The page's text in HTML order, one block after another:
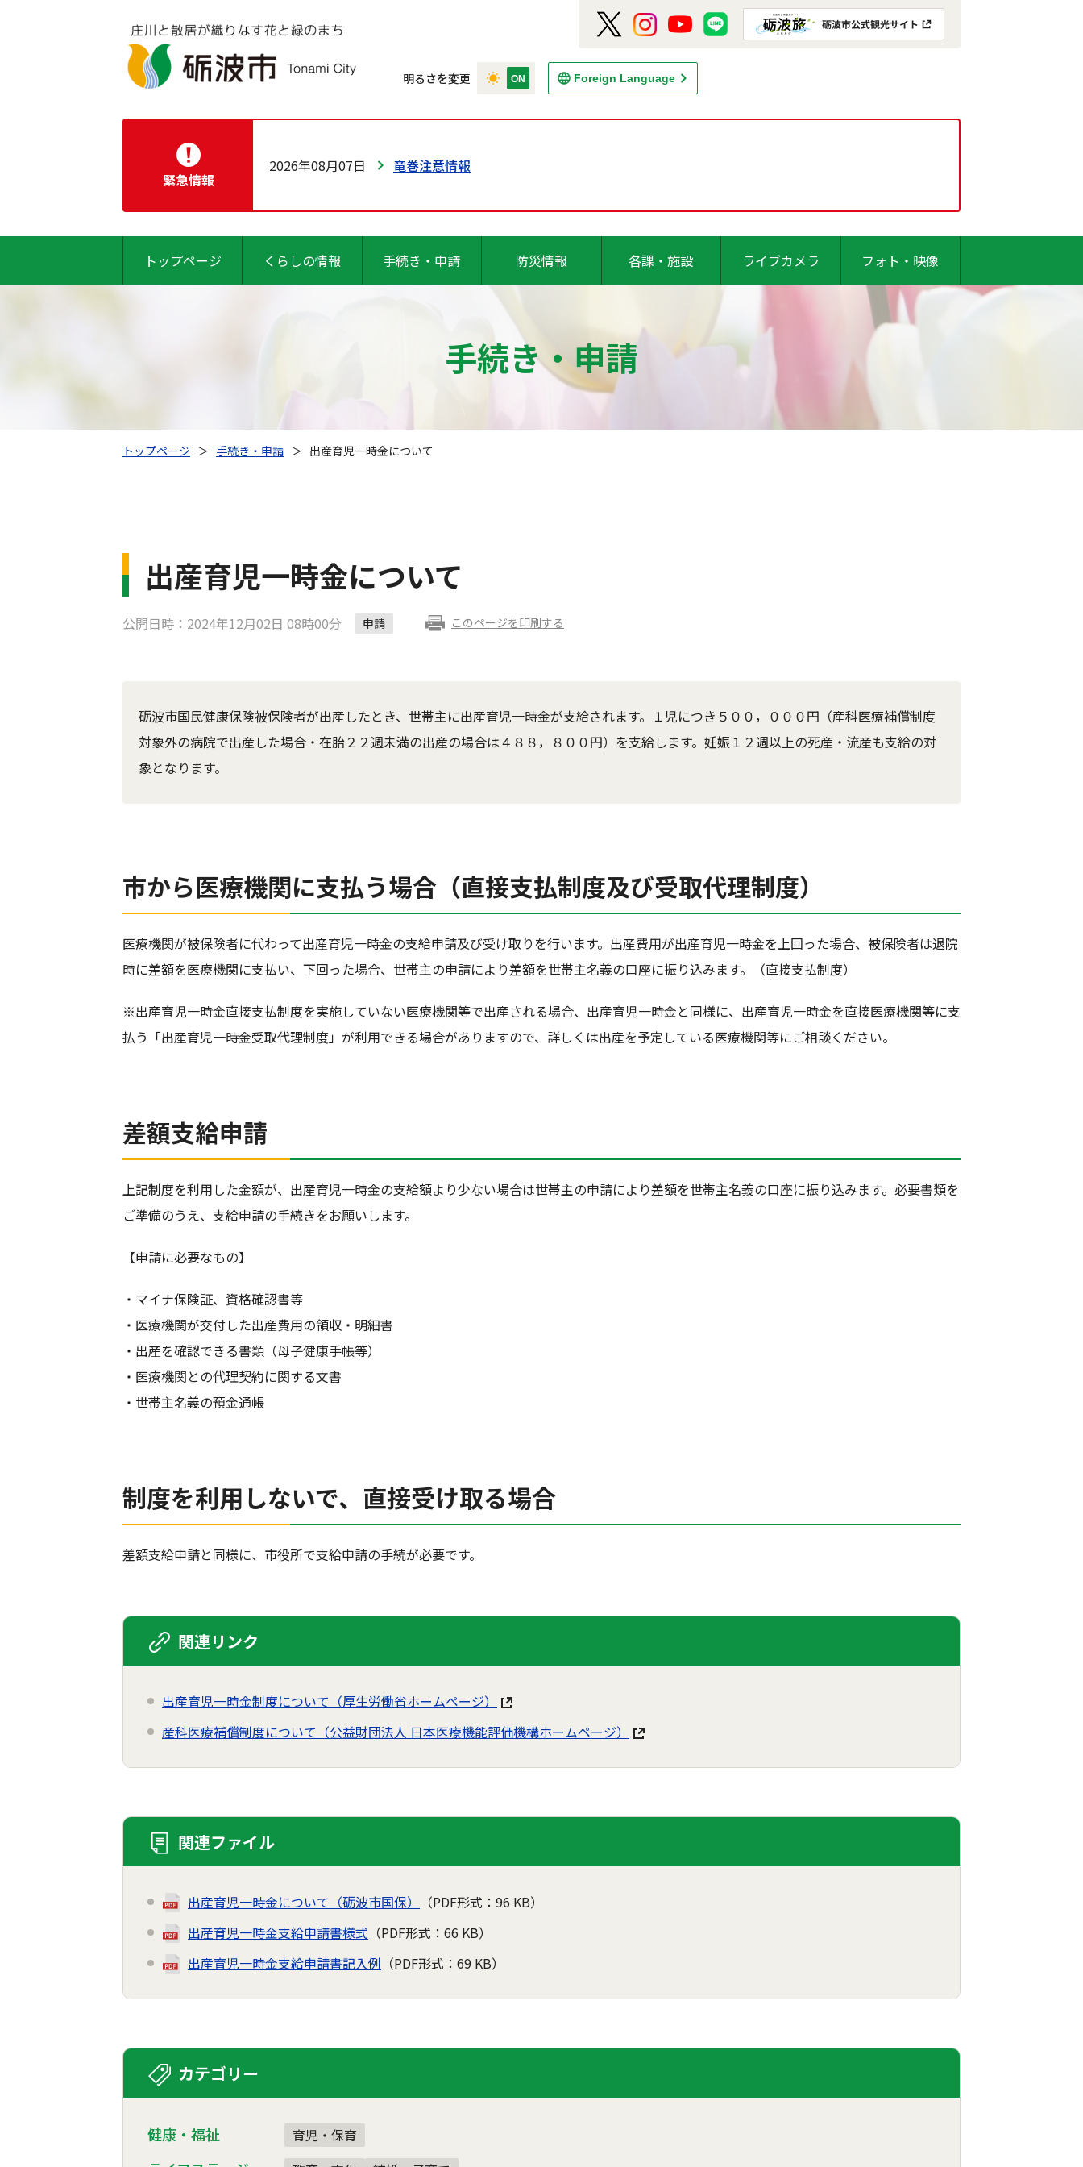
明るさを変更 Foreign Language
緊急情報
2026年08月07日 竜巻注意情報
トップページ くらしの情報 手続き・申請 防災情報 各課・施設 ライブカメラ フォト・映像
手続き・申請
トップページ ＞ 手続き・申請 ＞ 出産育児一時金について
出産育児一時金について
公開日時：2024年12月02日 08時00分 申請 このページを印刷する
砺波市国民健康保険被保険者が出産したとき、世帯主に出産育児一時金が支給されます。１児につき５００，０００円（産科医療補償制度
対象外の病院で出産した場合・在胎２２週未満の出産の場合は４８８，８００円）を支給します。妊娠１２週以上の死産・流産も支給の対
象となります。
市から医療機関に支払う場合（直接支払制度及び受取代理制度）
医療機関が被保険者に代わって出産育児一時金の支給申請及び受け取りを行います。出産費用が出産育児一時金を上回った場合、被保険者は退院
時に差額を医療機関に支払い、下回った場合、世帯主の申請により差額を世帯主名義の口座に振り込みます。（直接支払制度）
※出産育児一時金直接支払制度を実施していない医療機関等で出産される場合、出産育児一時金と同様に、出産育児一時金を直接医療機関等に支
払う「出産育児一時金受取代理制度」が利用できる場合がありますので、詳しくは出産を予定している医療機関等にご相談ください。
差額支給申請
上記制度を利用した金額が、出産育児一時金の支給額より少ない場合は世帯主の申請により差額を世帯主名義の口座に振り込みます。必要書類を
ご準備のうえ、支給申請の手続きをお願いします。
【申請に必要なもの】
・マイナ保険証、資格確認書等
・医療機関が交付した出産費用の領収・明細書
・出産を確認できる書類（母子健康手帳等）
・医療機関との代理契約に関する文書
・世帯主名義の預金通帳
制度を利用しないで、直接受け取る場合
差額支給申請と同様に、市役所で支給申請の手続が必要です。
関連リンク
出産育児一時金制度について（厚生労働省ホームページ）
産科医療補償制度について（公益財団法人 日本医療機能評価機構ホームページ）
関連ファイル
出産育児一時金について（砺波市国保）
（PDF形式：96 KB）
出産育児一時金支給申請書様式 （PDF形式：66 KB）
出産育児一時金支給申請書記入例 （PDF形式：69 KB）
カテゴリー
健康・福祉 育児・保育